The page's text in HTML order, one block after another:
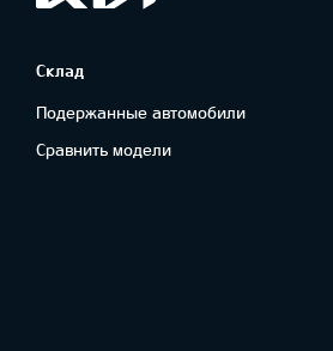
Склад
Подержанные автомобили
Сравнить модели